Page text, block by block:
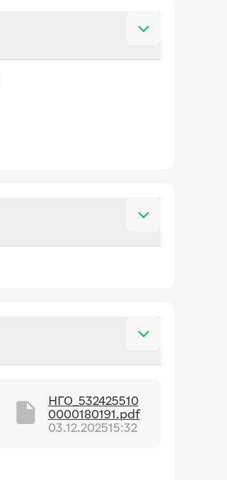
НГО_532425510
0000180191.pdf
03.12.202515:32